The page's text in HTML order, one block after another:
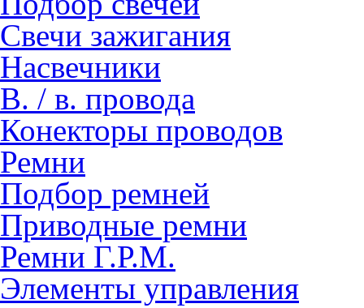
Свечи зажигания
Насвечники
В. / в. провода
Конекторы проводов
Ремни
Подбор ремней
Приводные ремни
Ремни Г.Р.М.
Элементы управления